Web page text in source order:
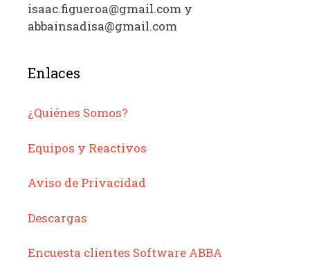
isaac.figueroa@gmail.com y
abbainsadisa@gmail.com
Enlaces
¿Quiénes Somos?
Equipos y Reactivos
Aviso de Privacidad
Descargas
Encuesta clientes Software ABBA